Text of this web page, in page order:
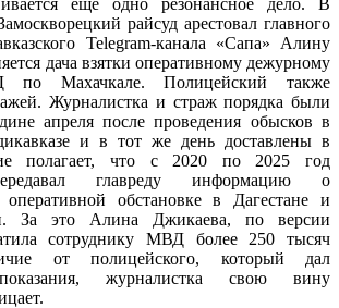
райсуд арестовал главного
Telegram-канала «Сапа» Алину
дача взятки оперативному дежурному
по Махачкале. Полицейский также
Журналистка и страж порядка были
апреля после проведения обысков в
и в тот же день доставлены в
полагает, что с 2020 по 2025 год
главреду информацию о
обстановке в Дагестане и
За это Алина Джикаева, по версии
сотруднику МВД более 250 тысяч
от полицейского, который дал
журналистка свою вину